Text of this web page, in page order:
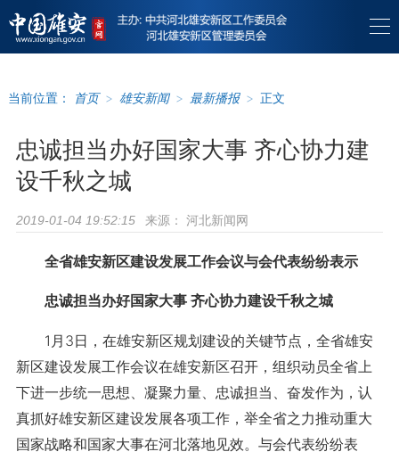
当前位置： 首页 > 雄安新闻 > 最新播报 > 正文
忠诚担当办好国家大事 齐心协力建
设千秋之城
2019-01-04 19:52:15 来源： 河北新闻网
全省雄安新区建设发展工作会议与会代表纷纷表示
忠诚担当办好国家大事 齐心协力建设千秋之城
1月3日，在雄安新区规划建设的关键节点，全省雄安
新区建设发展工作会议在雄安新区召开，组织动员全省上
下进一步统一思想、凝聚力量、忠诚担当、奋发作为，认
真抓好雄安新区建设发展各项工作，举全省之力推动重大
国家战略和国家大事在河北落地见效。与会代表纷纷表